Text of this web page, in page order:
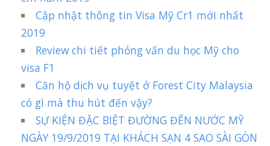
Cập nhật thông tin Visa Mỹ Cr1 mới nhất
2019
Review chi tiết phỏng vấn du học Mỹ cho
visa F1
Căn hộ dịch vụ tuyệt ở Forest City Malaysia
có gì mà thu hút đến vậy?
SỰ KIỆN ĐẶC BIỆT ĐƯỜNG ĐẾN NƯỚC MỸ
NGÀY 19/9/2019 TẠI KHÁCH SẠN 4 SAO SÀI GÒN